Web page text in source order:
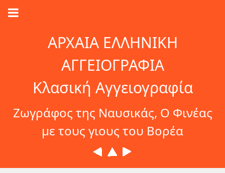
ΑΡΧΑΙΑ ΕΛΛΗΝΙΚΗ
ΑΓΓΕΙΟΓΡΑΦΙΑ
Κλασική Αγγειογραφία
Ζωγράφος της Ναυσικάς, Ο Φινέας
με τους γιους του Βορέα